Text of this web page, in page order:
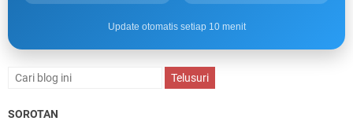
Update otomatis setiap 10 menit
SOROTAN